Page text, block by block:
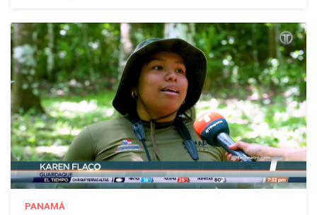
PANAMÁ